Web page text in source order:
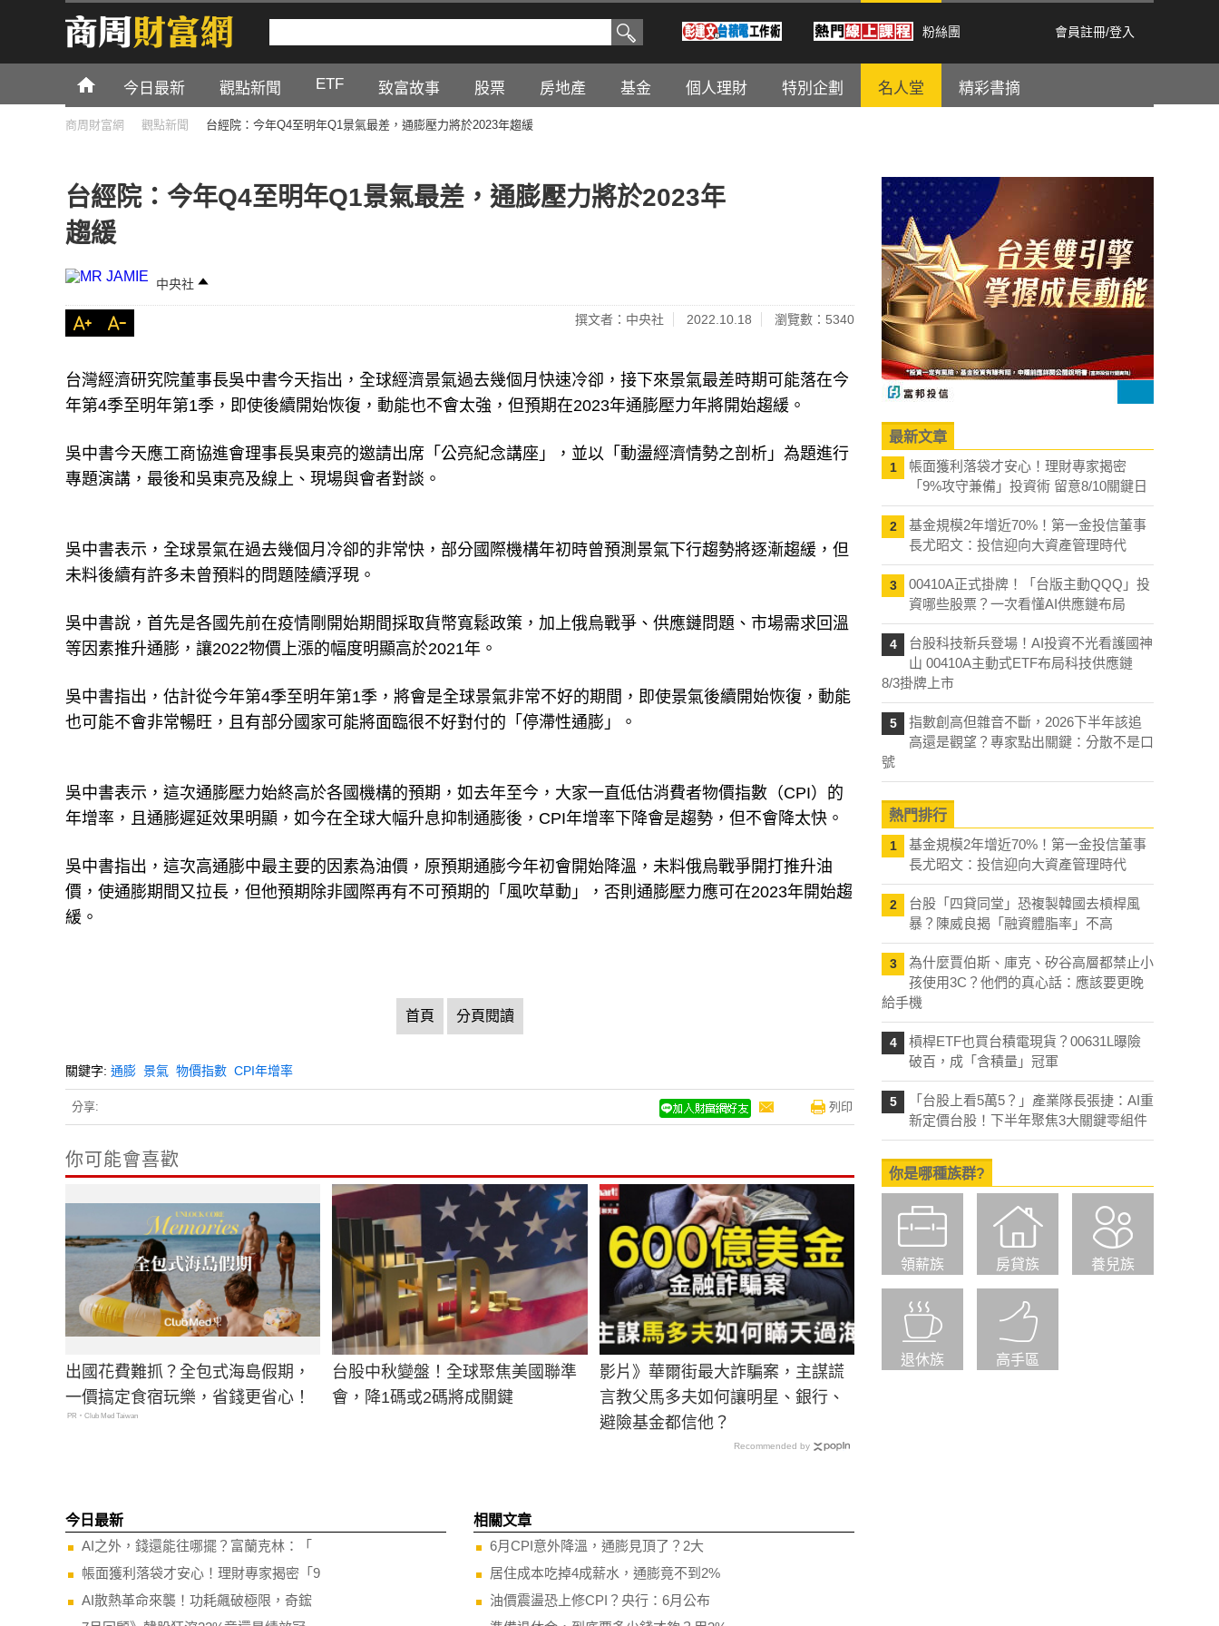
粉絲團 會員註冊/登入
今日最新 觀點新聞 ETF 致富故事 股票 房地產 基金 個人理財 特別企劃 名人堂 精彩書摘
商周財富網 觀點新聞 台經院：今年Q4至明年Q1景氣最差，通膨壓力將於2023年趨緩
台經院：今年Q4至明年Q1景氣最差，通膨壓力將於2023年
趨緩
中央社
撰文者：中央社 2022.10.18 瀏覽數：5340
台灣經濟研究院董事長吳中書今天指出，全球經濟景氣過去幾個月快速冷卻，接下來景氣最差時期可能落在今
年第4季至明年第1季，即使後續開始恢復，動能也不會太強，但預期在2023年通膨壓力年將開始趨緩。
吳中書今天應工商協進會理事長吳東亮的邀請出席「公亮紀念講座」，並以「動盪經濟情勢之剖析」為題進行
專題演講，最後和吳東亮及線上、現場與會者對談。
吳中書表示，全球景氣在過去幾個月冷卻的非常快，部分國際機構年初時曾預測景氣下行趨勢將逐漸趨緩，但
未料後續有許多未曾預料的問題陸續浮現。
吳中書說，首先是各國先前在疫情剛開始期間採取貨幣寬鬆政策，加上俄烏戰爭、供應鏈問題、市場需求回溫
等因素推升通膨，讓2022物價上漲的幅度明顯高於2021年。
吳中書指出，估計從今年第4季至明年第1季，將會是全球景氣非常不好的期間，即使景氣後續開始恢復，動能
也可能不會非常暢旺，且有部分國家可能將面臨很不好對付的「停滯性通膨」。
吳中書表示，這次通膨壓力始終高於各國機構的預期，如去年至今，大家一直低估消費者物價指數（CPI）的
年增率，且通膨遲延效果明顯，如今在全球大幅升息抑制通膨後，CPI年增率下降會是趨勢，但不會降太快。
吳中書指出，這次高通膨中最主要的因素為油價，原預期通膨今年初會開始降溫，未料俄烏戰爭開打推升油
價，使通膨期間又拉長，但他預期除非國際再有不可預期的「風吹草動」，否則通膨壓力應可在2023年開始趨
緩。
首頁 分頁閱讀
關鍵字: 通膨 景氣 物價指數 CPI年增率
分享: 列印
你可能會喜歡
出國花費難抓？全包式海島假期，
一價搞定食宿玩樂，省錢更省心！
PR・Club Med Taiwan
台股中秋變盤！全球聚焦美國聯準
會，降1碼或2碼將成關鍵
影片》華爾街最大詐騙案，主謀謊
言教父馬多夫如何讓明星、銀行、
避險基金都信他？
Recommended by
今日最新
AI之外，錢還能往哪擺？富蘭克林：「
帳面獲利落袋才安心！理財專家揭密「9
AI散熱革命來襲！功耗飆破極限，奇鋐
相關文章
6月CPI意外降溫，通膨見頂了？2大
居住成本吃掉4成薪水，通膨竟不到2%
油價震盪恐上修CPI？央行：6月公布
最新文章
1
帳面獲利落袋才安心！理財專家揭密
「9%攻守兼備」投資術 留意8/10關鍵日
2
基金規模2年增近70%！第一金投信董事
長尤昭文：投信迎向大資產管理時代
3
00410A正式掛牌！「台版主動QQQ」投
資哪些股票？一次看懂AI供應鏈布局
4
台股科技新兵登場！AI投資不光看護國神
山 00410A主動式ETF布局科技供應鏈
8/3掛牌上市
5
指數創高但雜音不斷，2026下半年該追
高還是觀望？專家點出關鍵：分散不是口
號
熱門排行
1
基金規模2年增近70%！第一金投信董事
長尤昭文：投信迎向大資產管理時代
2
台股「四貸同堂」恐複製韓國去槓桿風
暴？陳威良揭「融資體脂率」不高
3
為什麼賈伯斯、庫克、矽谷高層都禁止小
孩使用3C？他們的真心話：應該要更晚
給手機
4
槓桿ETF也買台積電現貨？00631L曝險
破百，成「含積量」冠軍
5
「台股上看5萬5？」產業隊長張捷：AI重
新定價台股！下半年聚焦3大關鍵零組件
你是哪種族群?
領薪族 房貸族 養兒族
退休族 高手區